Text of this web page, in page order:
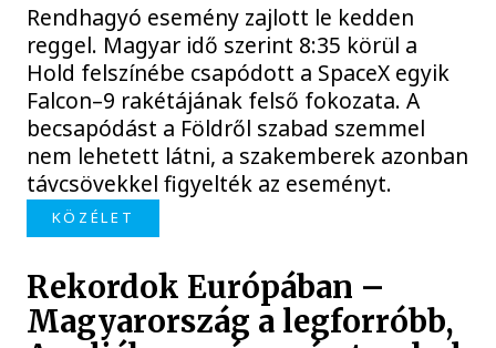
Rendhagyó esemény zajlott le kedden
reggel. Magyar idő szerint 8:35 körül a
Hold felszínébe csapódott a SpaceX egyik
Falcon–9 rakétájának felső fokozata. A
becsapódást a Földről szabad szemmel
nem lehetett látni, a szakemberek azonban
távcsövekkel figyelték az eseményt.
KÖZÉLET
Rekordok Európában –
Magyarország a legforróbb,